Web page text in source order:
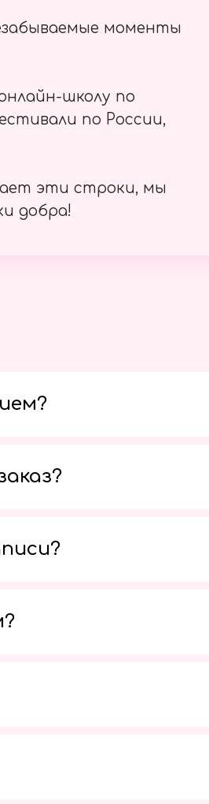
моменты
школу по
по России,
эти строки, мы
добра!